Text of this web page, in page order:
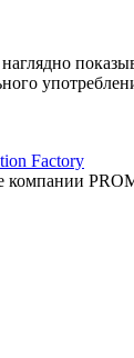
Factory